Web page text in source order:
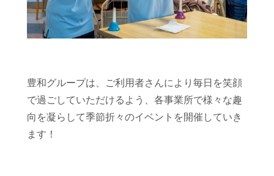
豊和グループは、ご利用者さんにより毎日を笑顔
で過ごしていただけるよう、各事業所で様々な趣
向を凝らして季節折々のイベントを開催していき
ます！